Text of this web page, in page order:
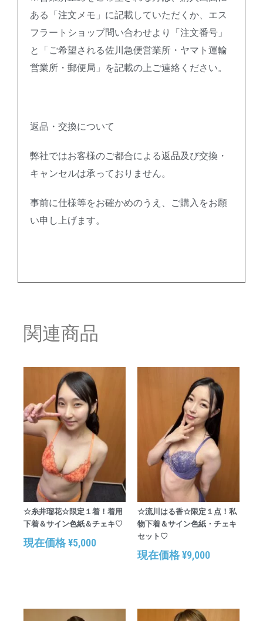
ある「注文メモ」に記載していただくか、エス
フラートショップ問い合わせより「注文番号」
と「ご希望される佐川急便営業所・ヤマト運輸
営業所・郵便局」を記載の上ご連絡ください。
返品・交換について
弊社ではお客様のご都合による返品及び交換・
キャンセルは承っておりません。
事前に仕様等をお確かめのうえ、ご購入をお願
い申し上げます。
関連商品
☆糸井瑠花☆限定１着！着用
下着＆サイン色紙＆チェキ♡
現在価格¥5,000
☆流川はる香☆限定１点！私
物下着＆サイン色紙・チェキ
セット♡
現在価格¥9,000